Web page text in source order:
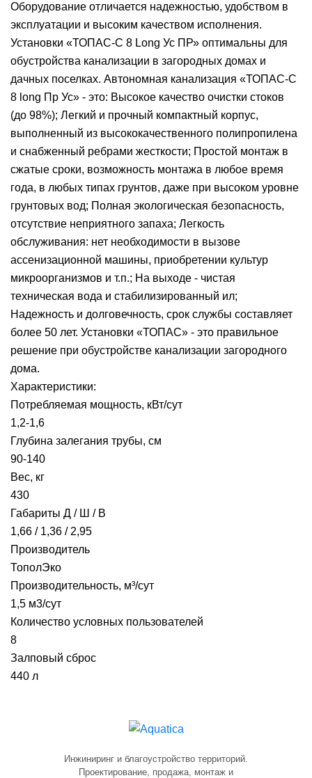
Оборудование отличается надежностью, удобством в
эксплуатации и высоким качеством исполнения.
Установки «ТОПАС-C 8 Long Ус ПР» оптимальны для
обустройства канализации в загородных домах и
дачных поселках. Автономная канализация «ТОПАС-C
8 long Пр Ус» - это: Высокое качество очистки стоков
(до 98%); Легкий и прочный компактный корпус,
выполненный из высококачественного полипропилена
и снабженный ребрами жесткости; Простой монтаж в
сжатые сроки, возможность монтажа в любое время
года, в любых типах грунтов, даже при высоком уровне
грунтовых вод; Полная экологическая безопасность,
отсутствие неприятного запаха; Легкость
обслуживания: нет необходимости в вызове
ассенизационной машины, приобретении культур
микроорганизмов и т.п.; На выходе - чистая
техническая вода и стабилизированный ил;
Надежность и долговечность, срок службы составляет
более 50 лет. Установки «ТОПАС» - это правильное
решение при обустройстве канализации загородного
дома.
Характеристики:
Потребляемая мощность, кВт/сут
1,2-1,6
Глубина залегания трубы, см
90-140
Вес, кг
430
Габариты Д / Ш / В
1,66 / 1,36 / 2,95
Производитель
ТополЭко
Производительность, м³/сут
1,5 м3/сут
Количество условных пользователей
8
Залповый сброс
440 л
Инжиниринг и благоустройство территорий.
Проектирование, продажа, монтаж и